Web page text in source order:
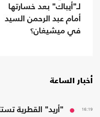
لـ"أيباك" بعد خسارتها
أمام عبد الرحمن السيد
في ميشيغان؟
أخبار الساعة
16:19